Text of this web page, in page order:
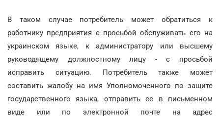
В таком случае потребитель может обратиться к
работнику предприятия с просьбой обслуживать его на
украинском языке, к администратору или высшему
руководящему должностному лицу - с просьбой
исправить ситуацию. Потребитель также может
составить жалобу на имя Уполномоченного по защите
государственного языка, отправить ее в письменном
виде или по электронной почте на адрес